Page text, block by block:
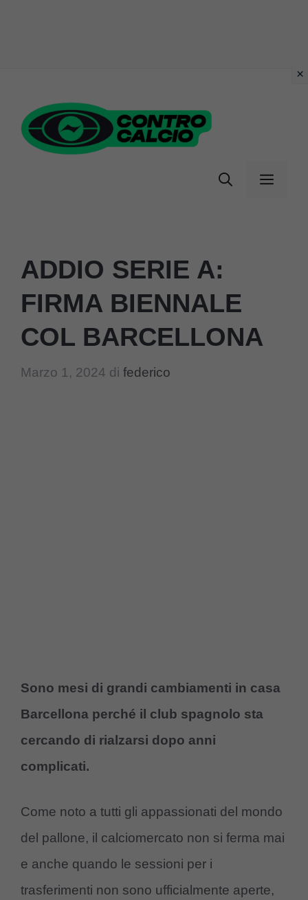
contenuto
Menu
ADDIO SERIE A:
FIRMA BIENNALE
COL BARCELLONA
Marzo 1, 2024 di federico
Sono mesi di grandi cambiamenti in casa
Barcellona perché il club spagnolo sta
cercando di rialzarsi dopo anni
complicati.
Come noto a tutti gli appassionati del mondo
del pallone, il calciomercato non si ferma mai
e anche quando le sessioni per i
trasferimenti non sono ufficialmente aperte,